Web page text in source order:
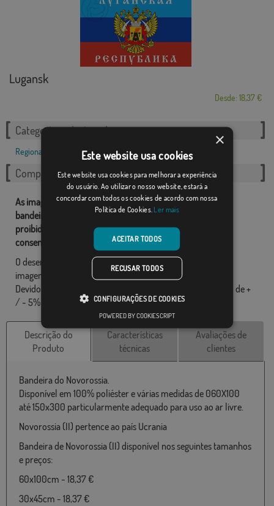
Lugansk
Desde: 18,37 €
Categorias relacionadas:
Regional
Compartilhe esta bandeira
As imagens e outros recursos relacionados com as nossas
bandeiras são de propriedade de Comprarbandeiras.pt e é
proibido a sua reprodução, utilização e modificação sem o
consentimento expresso da empresa.
O desenho final pode diferir ligeiramente do mostrado na
imagem, as bandeiras são fornecidas sem mastro.
Devido ao formato de produção, pode haver uma variação de +
/ - 5% nas dimensões finais e tons de cores.
Descrição do
Produto
Características
técnicas
Avaliações de
clientes
Bandeira do Novorossia.
Disponível em 100% poliéster e várias medidas de 060X100
até 150x300 particularmente adequado para uso ao ar livre.
Novorossia (II) pertence ao país Ucrania
Bandeira de Novorossia (II) disponível nos seguintes tamanhos
e preços:
60x100cm - 18,37 €
30x45cm - 18,37 €
×
Este website usa cookies
Este website usa cookies para melhorar a experiência
do usuário. Ao utilizar o nosso website, estará a
concordar com todos os cookies de acordo com nossa
Política de Cookies. Ler mais
ACEITAR TODOS
RECUSAR TODOS
CONFIGURAÇÕES DE COOKIES
POWERED BY COOKIESCRIPT